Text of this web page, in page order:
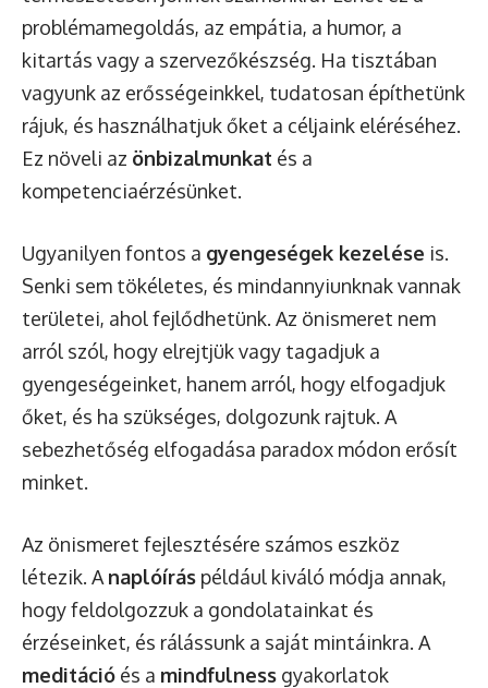
problémamegoldás, az empátia, a humor, a
kitartás vagy a szervezőkészség. Ha tisztában
vagyunk az erősségeinkkel, tudatosan építhetünk
rájuk, és használhatjuk őket a céljaink eléréséhez.
Ez növeli az önbizalmunkat és a
kompetenciaérzésünket.
Ugyanilyen fontos a gyengeségek kezelése is.
Senki sem tökéletes, és mindannyiunknak vannak
területei, ahol fejlődhetünk. Az önismeret nem
arról szól, hogy elrejtjük vagy tagadjuk a
gyengeségeinket, hanem arról, hogy elfogadjuk
őket, és ha szükséges, dolgozunk rajtuk. A
sebezhetőség elfogadása paradox módon erősít
minket.
Az önismeret fejlesztésére számos eszköz
létezik. A naplóírás például kiváló módja annak,
hogy feldolgozzuk a gondolatainkat és
érzéseinket, és rálássunk a saját mintáinkra. A
meditáció és a mindfulness gyakorlatok